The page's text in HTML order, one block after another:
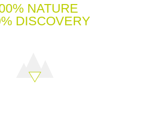
NATURE
DISCOVERY